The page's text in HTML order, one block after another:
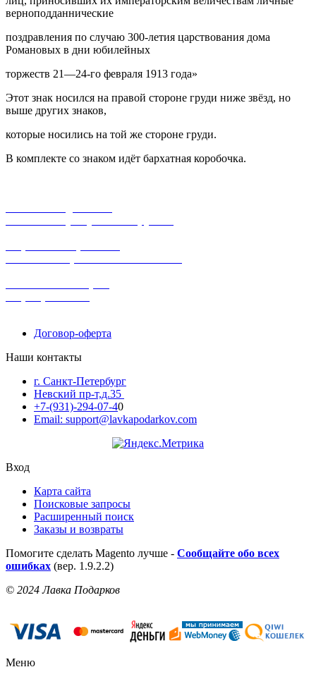
верноподданнические
поздравления по случаю 300-летия царствования дома
Романовых в дни юбилейных
торжеств 21—24-го февраля 1913 года»
Этот знак носился на правой стороне груди ниже звёзд, но
выше других знаков,
которые носились на той же стороне груди.
В комплекте со знаком идёт бархатная коробочка.
Договор-оферта
Наши контакты
г. Санкт-Петербург
Невский пр-т,д.35
+7-(931)-294-07-40
Email: support@lavkapodarkov.com
Вход
Карта сайта
Поисковые запросы
Расширенный поиск
Заказы и возвраты
Помогите сделать Magento лучше - Сообщайте обо всех
ошибках (вер. 1.9.2.2)
© 2024 Лавка Подарков
Меню